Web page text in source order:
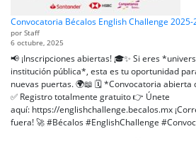
Convocatoria Bécalos English Challenge 2025-
por Staff
6 octubre, 2025
📢 ¡Inscripciones abiertas! 🎓✨ Si eres
institución pública*, esta es tu oportunidad
nuevas puertas. 🌍📖 🗓 *Convocatoria abierta
✅ Registro totalmente gratuito 👉 Únete
aquí: https://englishchallenge.becalos.mx
fuera! 🚀 #Bécalos #EnglishChallenge